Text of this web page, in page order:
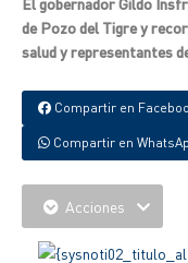
de Pozo del Tigre y
salud y representantes
Compartir en
Compartir en
Acciones